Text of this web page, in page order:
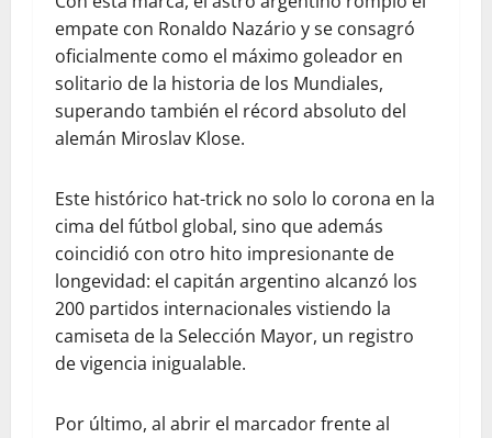
empate con Ronaldo Nazário y se consagró
oficialmente como el máximo goleador en
solitario de la historia de los Mundiales,
superando también el récord absoluto del
alemán Miroslav Klose.
​Este histórico hat-trick no solo lo corona en la
cima del fútbol global, sino que además
coincidió con otro hito impresionante de
longevidad: el capitán argentino alcanzó los
200 partidos internacionales vistiendo la
camiseta de la Selección Mayor, un registro
de vigencia inigualable.
​Por último, al abrir el marcador frente al